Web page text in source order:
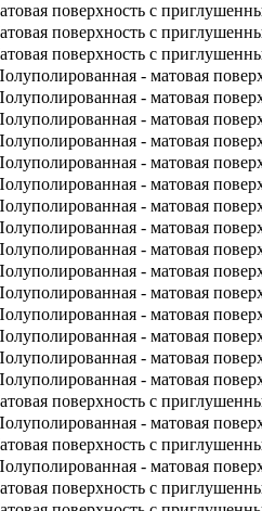
поверхность с
поверхность с
поверхность с
- матовая
- матовая
- матовая
- матовая
- матовая
- матовая
- матовая
- матовая
- матовая
- матовая
- матовая
- матовая
- матовая
- матовая
- матовая
поверхность с
- матовая
поверхность с
- матовая
поверхность с